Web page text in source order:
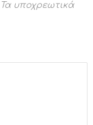
υποχρεωτικά